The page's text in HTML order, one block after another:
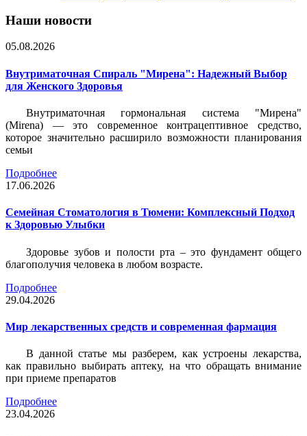
Наши новости
05.08.2026
Внутриматочная Спираль "Мирена": Надежный Выбор
для Женского Здоровья
Внутриматочная гормональная система "Мирена"
(Mirena) — это современное контрацептивное средство,
которое значительно расширило возможности планирования
семьи
Подробнее
17.06.2026
Семейная Стоматология в Тюмени: Комплексный Подход
к Здоровью Улыбки
Здоровье зубов и полости рта – это фундамент общего
благополучия человека в любом возрасте.
Подробнее
29.04.2026
Мир лекарственных средств и современная фармация
В данной статье мы разберем, как устроены лекарства,
как правильно выбирать аптеку, на что обращать внимание
при приеме препаратов
Подробнее
23.04.2026